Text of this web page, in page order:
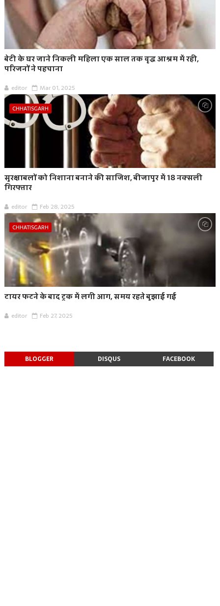
बेटी के घर जाने निकली महिला एक साल तक वृद्ध आश्रम में रही,
परिजनों ने पहचाना
editor Mar 01, 2025
CHHATISGARH
सुरक्षाबलों को निशाना बनाने की साजिश, बीजापुर में 18 नक्सली
गिरफ्तार
editor Feb 28, 2025
CHHATISGARH
टायर फटने के बाद ट्रक में लगी आग, समय रहते बुझाई गई
editor Feb 27, 2025
BLOGGER DISQUS FACEBOOK